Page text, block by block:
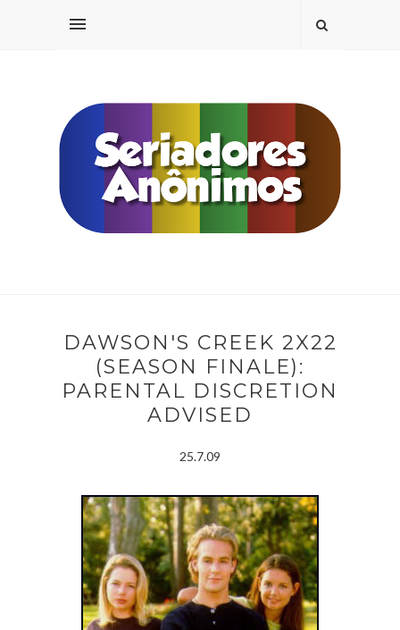
DAWSON'S CREEK 2X22
(SEASON FINALE):
PARENTAL DISCRETION
ADVISED
25.7.09